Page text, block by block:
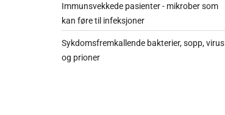
Immunsvekkede pasienter - mikrober som
kan føre til infeksjoner
Sykdomsfremkallende bakterier, sopp, virus
og prioner